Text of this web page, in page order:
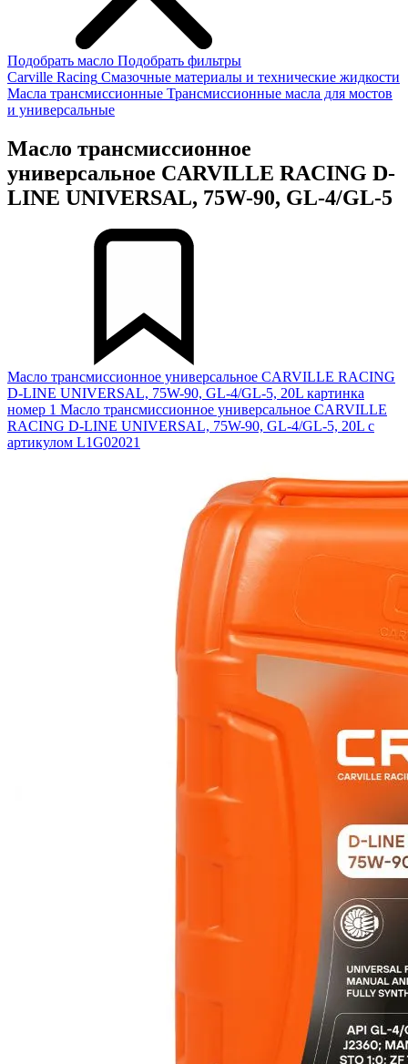
Подобрать масло Подобрать фильтры
Carville Racing Смазочные материалы и технические жидкости
Масла трансмиссионные Трансмиссионные масла для мостов
и универсальные
Масло трансмиссионное
универсальное CARVILLE RACING D-
LINE UNIVERSAL, 75W-90, GL-4/GL-5
Масло трансмиссионное универсальное CARVILLE RACING
D-LINE UNIVERSAL, 75W-90, GL-4/GL-5, 20L картинка
номер 1 Масло трансмиссионное универсальное CARVILLE
RACING D-LINE UNIVERSAL, 75W-90, GL-4/GL-5, 20L с
артикулом L1G02021